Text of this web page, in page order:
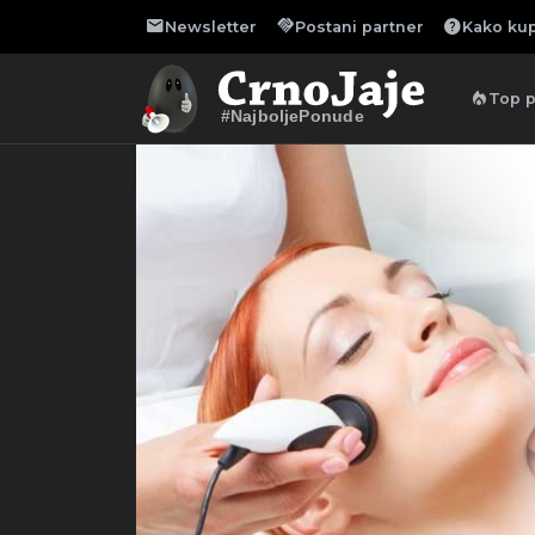
mailNewsletter handshakePostani partner helpKako
#NajboljePonude
local_fire_department Top